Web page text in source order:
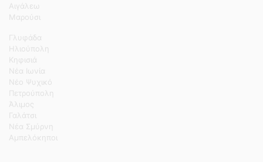
Αιγάλεω
Μαρούσι
Γλυφάδα
Ηλιούπολη
Κηφισιά
Νέα Ιωνία
Νέο Ψυχικό
Πετρούπολη
Άλιμος
Γαλάτσι
Νέα Σμύρνη
Αμπελόκηποι